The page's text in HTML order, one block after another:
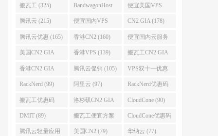
搬瓦工 (325) BandwagonHost
(223)
便宜美国VPS
(222)
腾讯云 (215) 便宜国内VPS
(184)
CN2 GIA (178)
腾讯云优惠 (165) 香港CN2 (160) 便宜国内云服务
器 (152)
美国CN2 GIA
(141)
香港VPS (139) 搬瓦工CN2 GIA
(118)
香港CN2 GIA
(111)
腾讯云促销 (105) VPS双十一优惠
(102)
RackNerd (99) 阿里云 (97) RackNerd优惠码
(93)
搬瓦工优惠码
(92)
洛杉矶CN2 GIA
(92)
CloudCone (90)
DMIT (89) 搬瓦工便宜方案
(86)
CloudCone优惠码
(82)
腾讯云轻量应用 美国CN2 (79) 华纳云 (77)